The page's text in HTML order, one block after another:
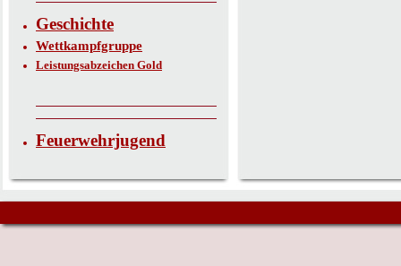
Geschichte
Wettkampfgruppe
Leistungsabzeichen Gold
Feuerwehrjugend